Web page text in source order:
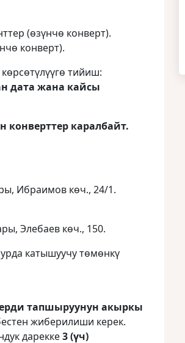
(өзүнчө конверт).
конверт).
тийиш:
дата жана кайсы
конверттер каралбайт.
Ибраимов көч., 24/1.
Элебаев көч., 150.
катышуучу төмөнкү
тапшыруунун акыркы
жиберилиши керек.
дарекке3 (үч)